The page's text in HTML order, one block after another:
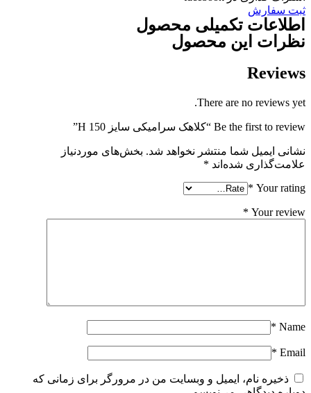
ثبت سفارش
اطلاعات تکمیلی محصول
نظرات این محصول
Reviews
There are no reviews yet.
Be the first to review “کلاهک سرامیکی سایز H 150”
نشانی ایمیل شما منتشر نخواهد شد. بخش‌های موردنیاز
علامت‌گذاری شده‌اند*
Your rating
*
Your review
*
Name
*
Email
*
ذخیره نام، ایمیل و وبسایت من در مرورگر برای زمانی که